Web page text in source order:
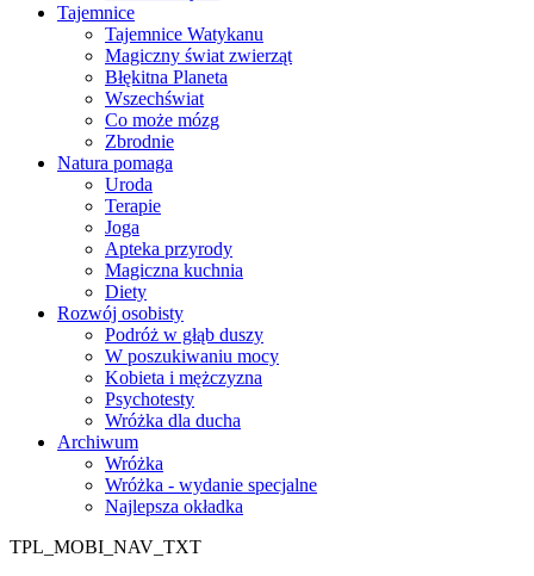
Tajemnice
Tajemnice Watykanu
Magiczny świat zwierząt
Błękitna Planeta
Wszechświat
Co może mózg
Zbrodnie
Natura pomaga
Uroda
Terapie
Joga
Apteka przyrody
Magiczna kuchnia
Diety
Rozwój osobisty
Podróż w głąb duszy
W poszukiwaniu mocy
Kobieta i mężczyzna
Psychotesty
Wróżka dla ducha
Archiwum
Wróżka
Wróżka - wydanie specjalne
Najlepsza okładka
TPL_MOBI_NAV_TXT